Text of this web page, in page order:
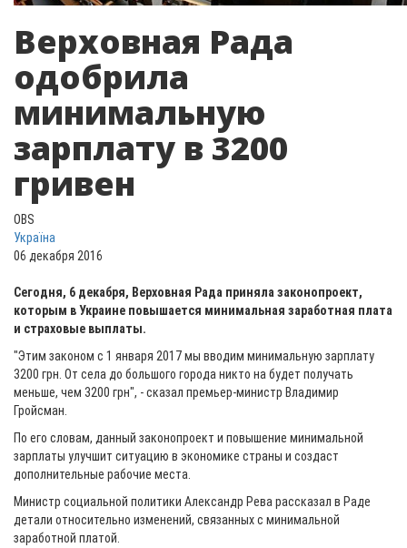
Верховная Рада
одобрила
минимальную
зарплату в 3200
гривен
OBS
Україна
06 декабря 2016
Сегодня, 6 декабря, Верховная Рада приняла законопроект,
которым в Украине повышается минимальная заработная плата
и страховые выплаты.
"Этим законом с 1 января 2017 мы вводим минимальную зарплату
3200 грн. От села до большого города никто на будет получать
меньше, чем 3200 грн", - сказал премьер-министр Владимир
Гройсман.
По его словам, данный законопроект и повышение минимальной
зарплаты улучшит ситуацию в экономике страны и создаст
дополнительные рабочие места.
Министр социальной политики Александр Рева рассказал в Раде
детали относительно изменений, связанных с минимальной
заработной платой.